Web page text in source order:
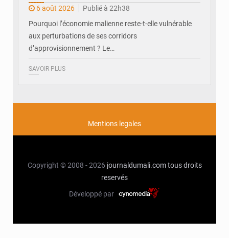
6 août 2026
Publié à 22h38
Pourquoi l’économie malienne reste-t-elle vulnérable
aux perturbations de ses corridors
d’approvisionnement ? Le…
SAVOIR PLUS
Mentions legales
Copyright © 2008 - 2026 journaldumali.com tous droits
reservés
Développé par